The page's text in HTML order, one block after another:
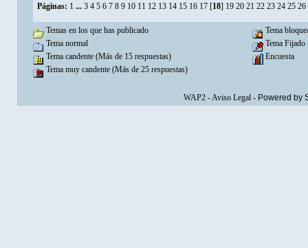
Páginas: 1 ... 3 4 5 6 7 8 9 10 11 12 13 14 15 16 17 [18] 19 20 21 22 23 24 25 26
Temas en los que has publicado
Tema normal
Tema candente (Más de 15 respuestas)
Tema muy candente (Más de 25 respuestas)
Tema
Tema Fijado
Encuesta
WAP2-Aviso Legal- Powered by